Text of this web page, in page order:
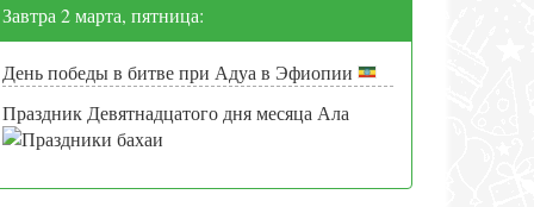
Завтра 2 марта, пятница:
День победы в битве при Адуа в Эфиопии
Праздник Девятнадцатого дня месяца Ала